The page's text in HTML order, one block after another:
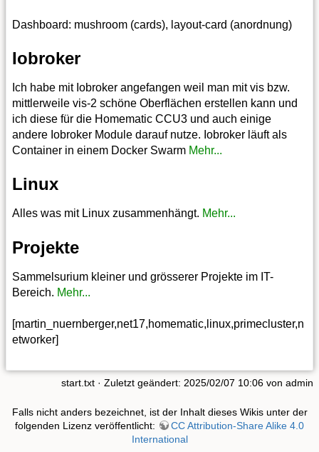
Dashboard: mushroom (cards), layout-card (anordnung)
Iobroker
Ich habe mit Iobroker angefangen weil man mit vis bzw.
mittlerweile vis-2 schöne Oberflächen erstellen kann und
ich diese für die Homematic CCU3 und auch einige
andere Iobroker Module darauf nutze. Iobroker läuft als
Container in einem Docker Swarm Mehr...
Linux
Alles was mit Linux zusammenhängt. Mehr...
Projekte
Sammelsurium kleiner und grösserer Projekte im IT-
Bereich. Mehr...
[martin_nuernberger,net17,homematic,linux,primecluster,n
etworker]
start.txt · Zuletzt geändert: 2025/02/07 10:06 von admin
Falls nicht anders bezeichnet, ist der Inhalt dieses Wikis unter der
folgenden Lizenz veröffentlicht:
CC Attribution-Share Alike 4.0
International